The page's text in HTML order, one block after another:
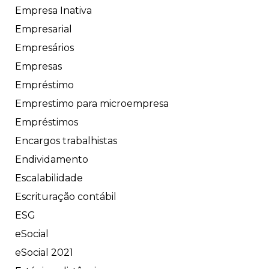
Empresa Inativa
Empresarial
Empresários
Empresas
Empréstimo
Emprestimo para microempresa
Empréstimos
Encargos trabalhistas
Endividamento
Escalabilidade
Escrituração contábil
ESG
eSocial
eSocial 2021